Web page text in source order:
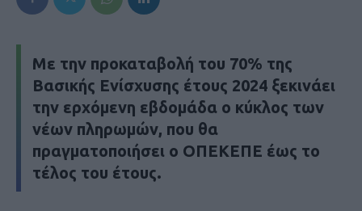
Με την προκαταβολή του 70% της
Βασικής Ενίσχυσης έτους 2024 ξεκινάει
την ερχόμενη εβδομάδα ο κύκλος των
νέων πληρωμών, που θα
πραγματοποιήσει ο ΟΠΕΚΕΠΕ έως το
τέλος του έτους.